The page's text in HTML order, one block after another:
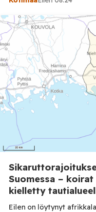
yhteydessä Venäjän
PÄIVITYS 7.8.2026:
kysymyksiin artikkelin
käy ilmi, että Venäjä sai
WOAH:n kautta, ja lisäksi
Suomessa –
kielletty
Eilen on löytynyt